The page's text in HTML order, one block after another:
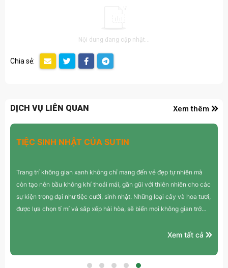
Nội dung đang cập nhật...
Chia sẻ:
DỊCH VỤ LIÊN QUAN Xem thêm
TIỆC SINH NHẬT CỦA SUTIN
Trang trí không gian xanh không chỉ mang đến vẻ đẹp tự nhiên mà
còn tạo nên bầu không khí thoải mái, gần gũi với thiên nhiên cho các
sự kiện trọng đại như tiệc cưới, sinh nhật. Những loại cây và hoa tươi,
được lựa chọn tỉ mỉ và sắp xếp hài hòa, sẽ biến mọi không gian trở
Xem tất cả